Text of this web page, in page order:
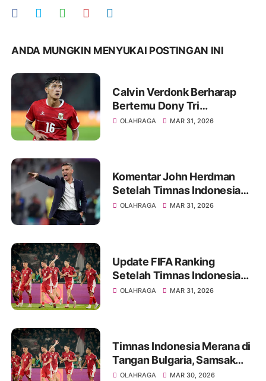
ANDA MUNGKIN MENYUKAI POSTINGAN INI
Calvin Verdonk Berharap
Bertemu Dony Tri
Pamungkas di Eropa
OLAHRAGA MAR 31, 2026
Komentar John Herdman
Setelah Timnas Indonesia
Kalah Tipis dari Bulgaria
OLAHRAGA MAR 31, 2026
Update FIFA Ranking
Setelah Timnas Indonesia
Kalah Dari Bulgaria
OLAHRAGA MAR 31, 2026
Timnas Indonesia Merana di
Tangan Bulgaria, Samsak
Tinju Eropa Menang Tipis
OLAHRAGA MAR 30, 2026